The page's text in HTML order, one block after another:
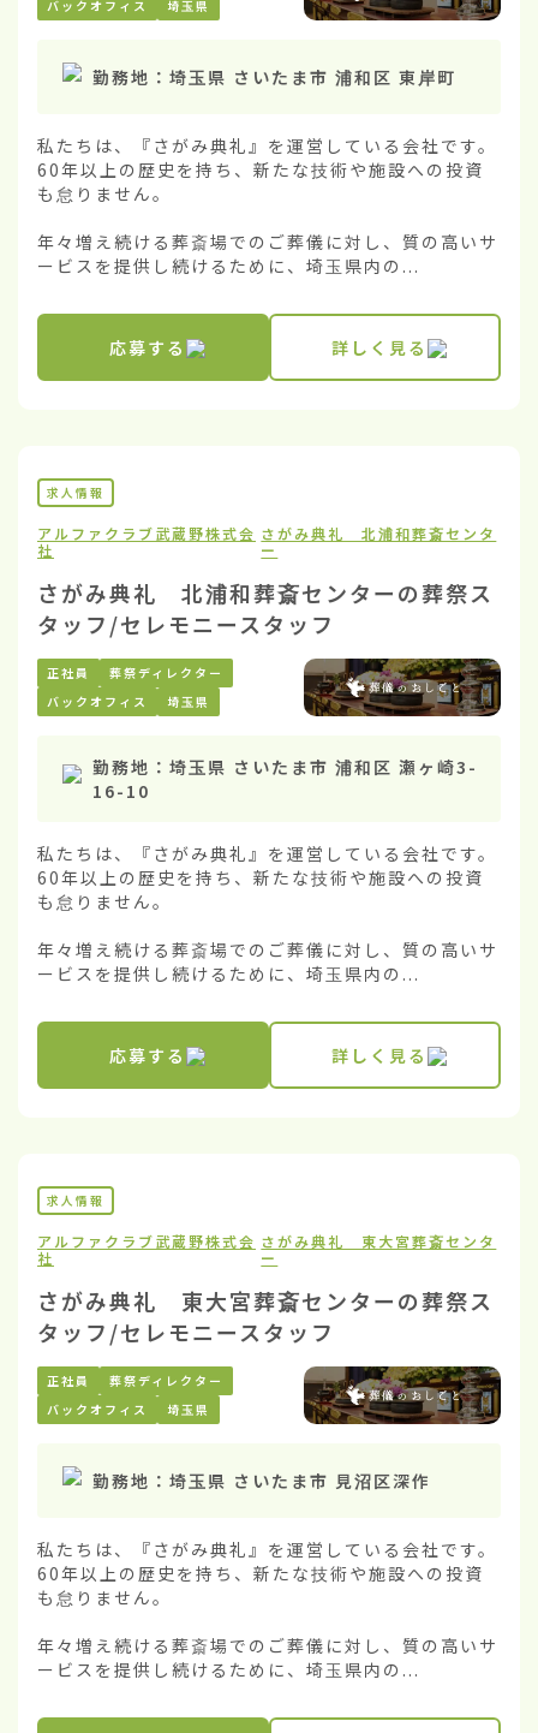
バックオフィス 埼玉県
勤務地： 埼玉県 さいたま市 浦和区 東岸町
私たちは、『さがみ典礼』を運営している会社です。
60年以上の歴史を持ち、新たな技術や施設への投資
も怠りません。
年々増え続ける葬斎場でのご葬儀に対し、質の高いサ
ービスを提供し続けるために、埼玉県内の...
応募する 詳しく見る
求人情報
アルファクラブ武蔵野株式会
社
さがみ典礼 北浦和葬斎センタ
ー
さがみ典礼 北浦和葬斎センターの葬祭ス
タッフ/セレモニースタッフ
正社員
葬祭ディレクター
バックオフィス
埼玉県
勤務地： 埼玉県 さいたま市 浦和区 瀬ヶ崎3-
16-10
私たちは、『さがみ典礼』を運営している会社です。
60年以上の歴史を持ち、新たな技術や施設への投資
も怠りません。
年々増え続ける葬斎場でのご葬儀に対し、質の高いサ
ービスを提供し続けるために、埼玉県内の...
応募する 詳しく見る
求人情報
アルファクラブ武蔵野株式会
社
さがみ典礼 東大宮葬斎センタ
ー
さがみ典礼 東大宮葬斎センターの葬祭ス
タッフ/セレモニースタッフ
正社員
葬祭ディレクター
バックオフィス
埼玉県
勤務地： 埼玉県 さいたま市 見沼区深作
私たちは、『さがみ典礼』を運営している会社です。
60年以上の歴史を持ち、新たな技術や施設への投資
も怠りません。
年々増え続ける葬斎場でのご葬儀に対し、質の高いサ
ービスを提供し続けるために、埼玉県内の...